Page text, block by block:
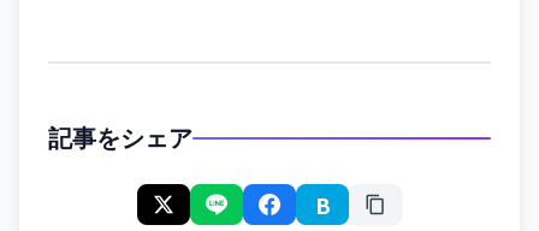
記事をシェア
B